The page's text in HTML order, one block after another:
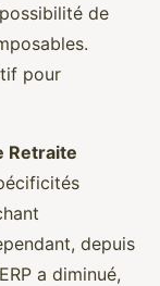
de
pour
Retraite
depuis
a diminué,